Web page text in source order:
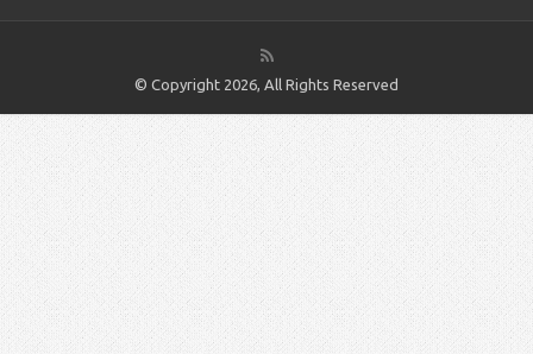
© Copyright 2026, All Rights Reserved